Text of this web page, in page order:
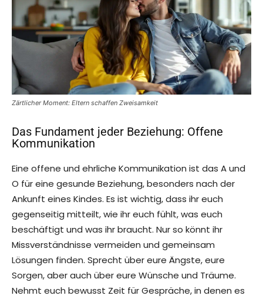
Zärtlicher Moment: Eltern schaffen Zweisamkeit
Das Fundament jeder Beziehung: Offene
Kommunikation
Eine offene und ehrliche Kommunikation ist das A und
O für eine gesunde Beziehung, besonders nach der
Ankunft eines Kindes. Es ist wichtig, dass ihr euch
gegenseitig mitteilt, wie ihr euch fühlt, was euch
beschäftigt und was ihr braucht. Nur so könnt ihr
Missverständnisse vermeiden und gemeinsam
Lösungen finden. Sprecht über eure Ängste, eure
Sorgen, aber auch über eure Wünsche und Träume.
Nehmt euch bewusst Zeit für Gespräche, in denen es